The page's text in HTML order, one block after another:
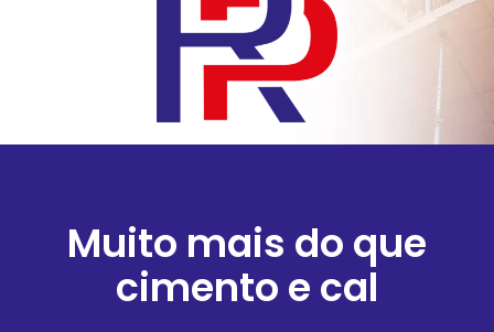
Muito mais do que
cimento e cal